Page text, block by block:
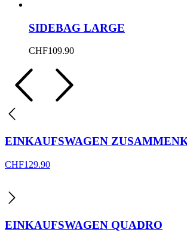
SIDEBAG LARGE
CHF109.90
EINKAUFSWAGEN
CHF129.90
EINKAUFSWAGEN QUADRO